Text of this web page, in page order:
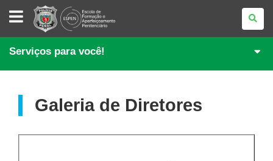
ESPEN
Serviços para você!
Galeria de Diretores